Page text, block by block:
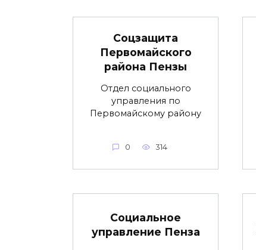
Соцзащита
Первомайского
района Пензы
Отдел социального
управления по
Первомайскому району
0 314
Социальное
управление Пенза